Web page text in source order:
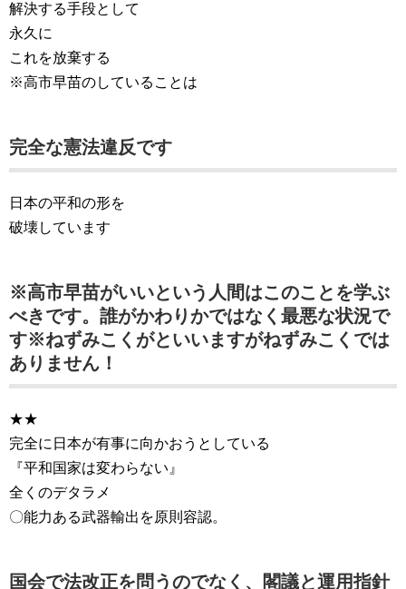
解決する手段として
永久に
これを放棄する
※高市早苗のしていることは
完全な憲法違反です
日本の平和の形を
破壊しています
※高市早苗がいいという人間はこのことを学ぶ
べきです。誰がかわりかではなく最悪な状況で
す※ねずみこくがといいますがねずみこくでは
ありません！
★★
完全に日本が有事に向かおうとしている
『平和国家は変わらない』
全くのデタラメ
〇能力ある武器輸出を原則容認。
国会で法改正を問うのでなく、閣議と運用指針